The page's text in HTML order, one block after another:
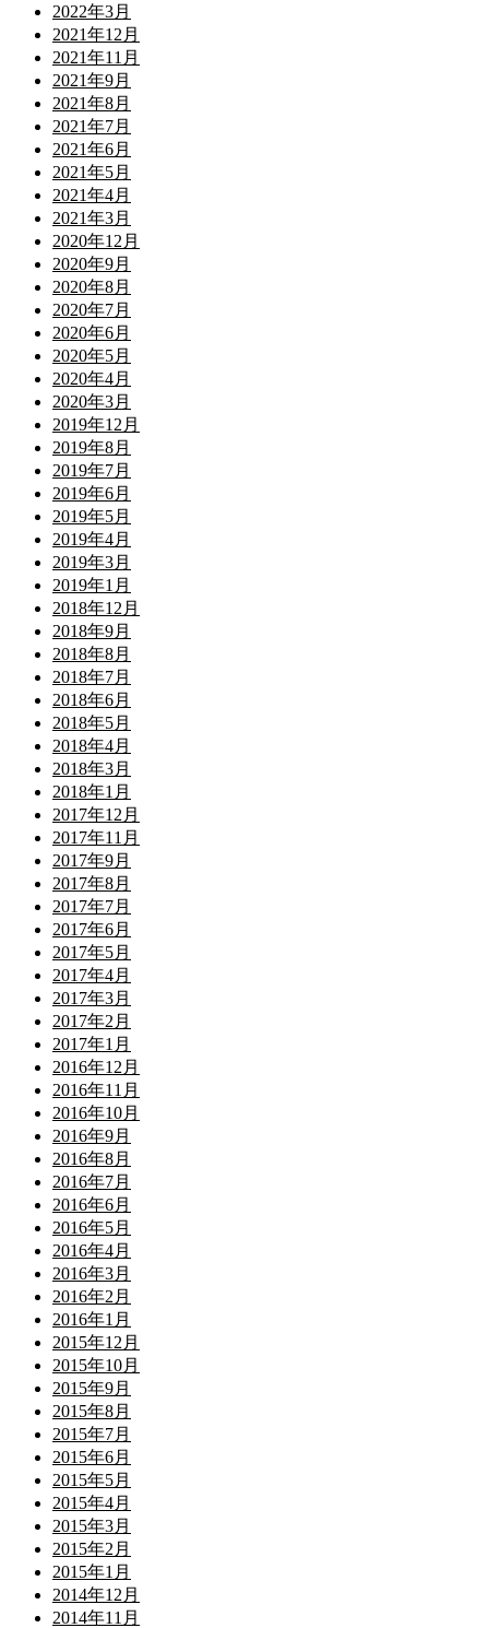
2022年3月
2021年12月
2021年11月
2021年9月
2021年8月
2021年7月
2021年6月
2021年5月
2021年4月
2021年3月
2020年12月
2020年9月
2020年8月
2020年7月
2020年6月
2020年5月
2020年4月
2020年3月
2019年12月
2019年8月
2019年7月
2019年6月
2019年5月
2019年4月
2019年3月
2019年1月
2018年12月
2018年9月
2018年8月
2018年7月
2018年6月
2018年5月
2018年4月
2018年3月
2018年1月
2017年12月
2017年11月
2017年9月
2017年8月
2017年7月
2017年6月
2017年5月
2017年4月
2017年3月
2017年2月
2017年1月
2016年12月
2016年11月
2016年10月
2016年9月
2016年8月
2016年7月
2016年6月
2016年5月
2016年4月
2016年3月
2016年2月
2016年1月
2015年12月
2015年10月
2015年9月
2015年8月
2015年7月
2015年6月
2015年5月
2015年4月
2015年3月
2015年2月
2015年1月
2014年12月
2014年11月